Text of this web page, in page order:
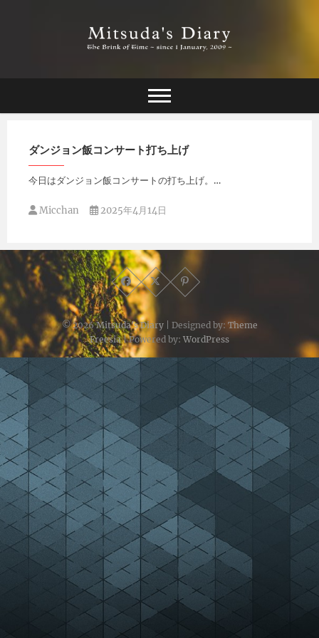
Mitsuda's Diary
ダンジョン飯コンサート打ち上げ
今日はダンジョン飯コンサートの打ち上げ。…
Micchan 2025年4月14日
© 2026Mitsuda's Diary| Designed by: Theme
Freesia| Powered by: WordPress